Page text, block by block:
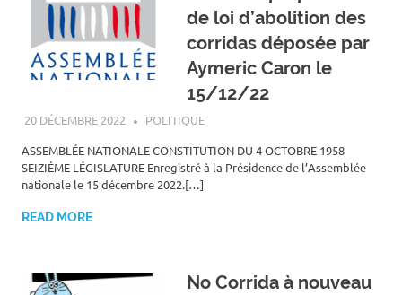
de loi d’abolition des
corridas déposée par
Aymeric Caron le
15/12/22
20 DÉCEMBRE 2022 ROGER LAHANA
POLITIQUE
ASSEMBLÉE NATIONALE CONSTITUTION DU 4 OCTOBRE 1958
SEIZIÈME LÉGISLATURE Enregistré à la Présidence de l’Assemblée
nationale le 15 décembre 2022.[…]
READ MORE
No Corrida à nouveau